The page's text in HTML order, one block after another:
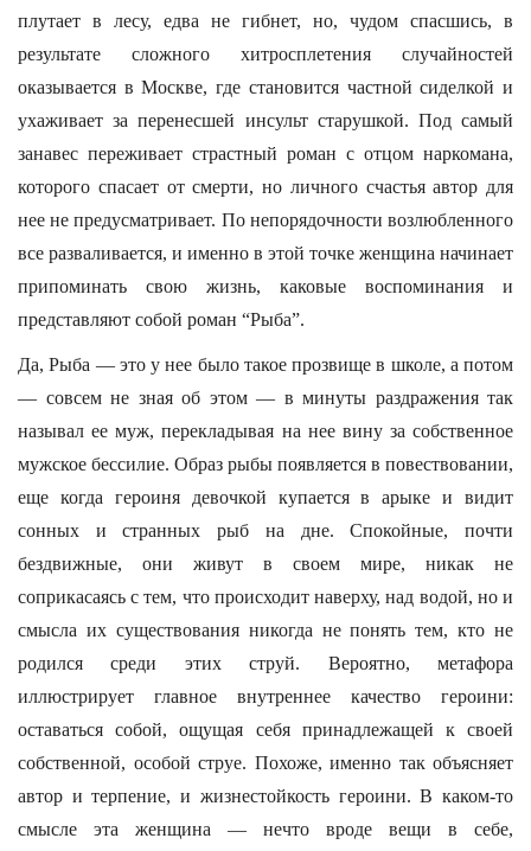
плутает в лесу, едва не гибнет, но, чудом спасшись, в
результате сложного хитросплетения случайностей
оказывается в Москве, где становится частной сиделкой и
ухаживает за перенесшей инсульт старушкой. Под самый
занавес переживает страстный роман с отцом наркомана,
которого спасает от смерти, но личного счастья автор для
нее не предусматривает. По непорядочности возлюбленного
все разваливается, и именно в этой точке женщина начинает
припоминать свою жизнь, каковые воспоминания и
представляют собой роман “Рыба”.
Да, Рыба — это у нее было такое прозвище в школе, а потом
— совсем не зная об этом — в минуты раздражения так
называл ее муж, перекладывая на нее вину за собственное
мужское бессилие. Образ рыбы появляется в повествовании,
еще когда героиня девочкой купается в арыке и видит
сонных и странных рыб на дне. Спокойные, почти
бездвижные, они живут в своем мире, никак не
соприкасаясь с тем, что происходит наверху, над водой, но и
смысла их существования никогда не понять тем, кто не
родился среди этих струй. Вероятно, метафора
иллюстрирует главное внутреннее качество героини:
оставаться собой, ощущая себя принадлежащей к своей
собственной, особой струе. Похоже, именно так объясняет
автор и терпение, и жизнестойкость героини. В каком-то
смысле эта женщина — нечто вроде вещи в себе,